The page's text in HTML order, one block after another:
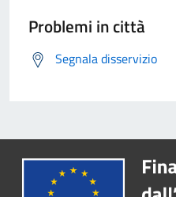
Problemi in città
Segnala disservizio